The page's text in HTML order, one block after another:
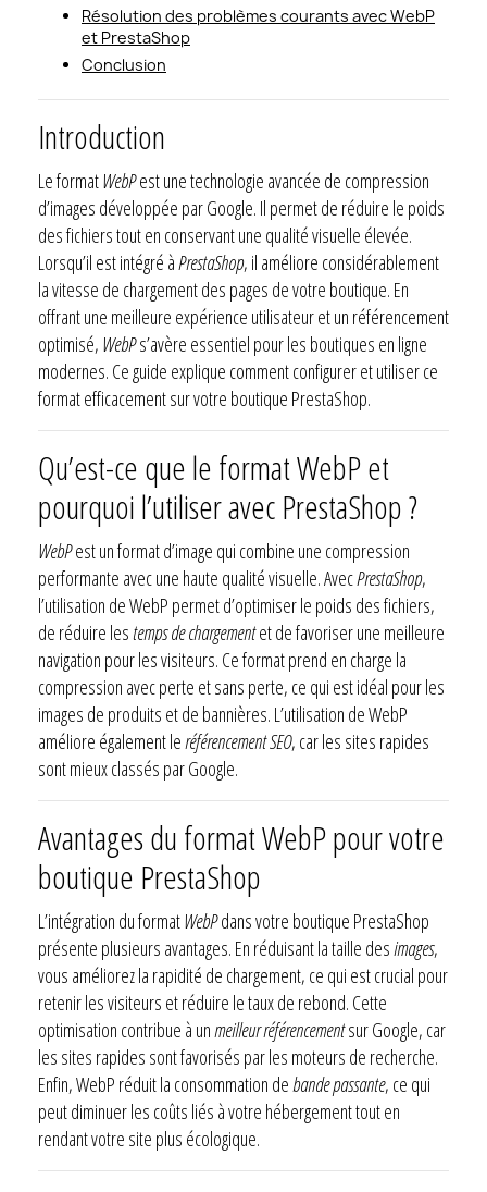
Résolution des problèmes courants avec WebP
et PrestaShop
Conclusion
Introduction
Le formatWebPest une technologie avancée de compression
d’images développée par Google. Il permet de réduire le poids
des fichiers tout en conservant une qualité visuelle élevée.
Lorsqu’il est intégré àPrestaShop, il améliore considérablement
la vitesse de chargement des pages de votre boutique. En
offrant une meilleure expérience utilisateur et un référencement
optimisé, WebPs’avère essentiel pour les boutiques en ligne
modernes. Ce guide explique comment configurer et utiliser ce
format efficacement sur votre boutique PrestaShop.
Qu’est-ce que le format WebP et
pourquoi l’utiliser avec PrestaShop ?
WebPest un format d’image qui combine une compression
performante avec une haute qualité visuelle. AvecPrestaShop,
l’utilisation de WebP permet d’optimiser le poids des fichiers,
de réduire lestemps de chargementet de favoriser une meilleure
navigation pour les visiteurs. Ce format prend en charge la
compression avec perte et sans perte, ce qui est idéal pour les
images de produits et de bannières. L’utilisation de WebP
améliore également le référencement SEO, car les sites rapides
sont mieux classés par Google.
Avantages du format WebP pour votre
boutique PrestaShop
L’intégration du formatWebPdans votre boutique PrestaShop
présente plusieurs avantages. En réduisant la taille desimages,
vous améliorez la rapidité de chargement, ce qui est crucial pour
retenir les visiteurs et réduire le taux de rebond. Cette
optimisation contribue à un meilleur référencementsur Google, car
les sites rapides sont favorisés par les moteurs de recherche.
Enfin, WebP réduit la consommation de bande passante, ce qui
peut diminuer les coûts liés à votre hébergement tout en
rendant votre site plus écologique.